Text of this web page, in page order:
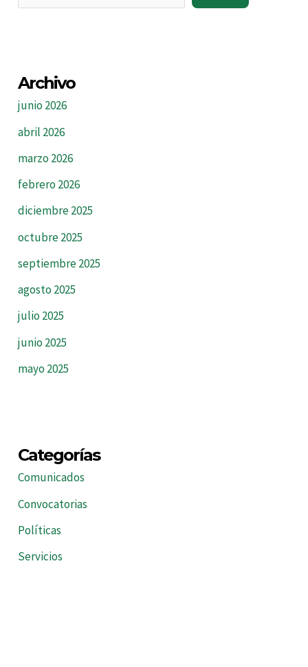
Archivo
junio 2026
abril 2026
marzo 2026
febrero 2026
diciembre 2025
octubre 2025
septiembre 2025
agosto 2025
julio 2025
junio 2025
mayo 2025
Categorías
Comunicados
Convocatorias
Políticas
Servicios